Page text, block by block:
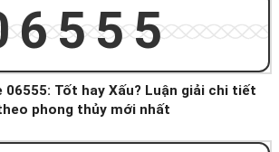
06555: Tốt hay Xấu? Luận giải chi tiết
phong thủy mới nhất